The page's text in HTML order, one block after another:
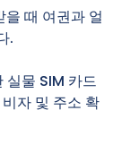
때 여권과 얼
.
실물 SIM 카드
자 및 주소 확